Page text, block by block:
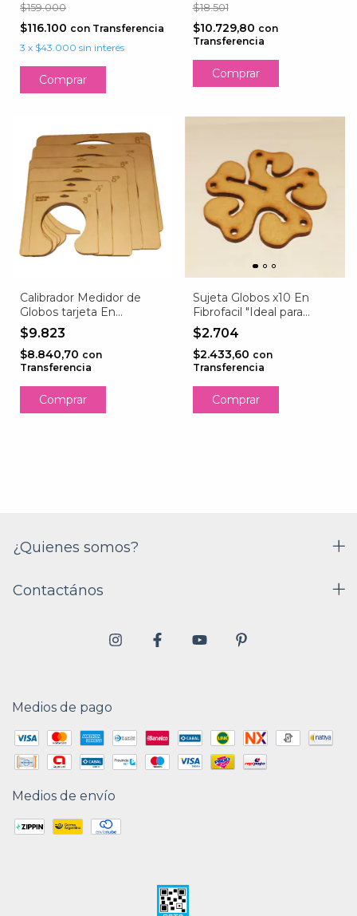
$159.000
$116.100 con Transferencia
3 x $43.000 sin interés
$18.501
$10.729,80 con
Transferencia
Calibrador Medidor de
Globos tarjeta En
Fibrofacil
$9.823
$8.840,70 con
Transferencia
Sujeta Globos x10 En
Fibrofacil "Ideal para
armar flores con globos"
$2.704
$2.433,60 con
Transferencia
¿Quienes somos?
Contactános
Medios de pago
Medios de envío